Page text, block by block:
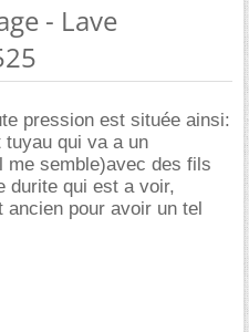
- Lave
pression est située ainsi:
tuyau qui va a un
me semble)avec des fils
durite qui est a voir,
ancien pour avoir un tel